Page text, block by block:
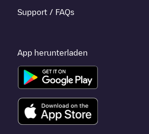
Support / FAQs
App herunterladen